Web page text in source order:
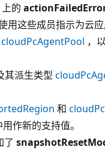
上的
用这些成员指示为云
cloudPcAgentPool ，
其派生类型
和
作新的支持值。
了